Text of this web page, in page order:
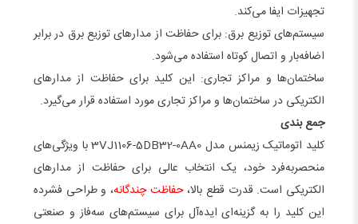
تجهیزات ایفا می‌کند.
سیستم‌های توزیع برق: برای حفاظت از مدارهای توزیع برق در برابر
اضافه‌بار و اتصال کوتاه استفاده می‌شود.
ساختمان‌ها و مراکز تجاری: این کلید برای حفاظت از مدارهای
الکتریکی در ساختمان‌ها و مراکز تجاری مورد استفاده قرار می‌گیرد.
جمع بندی
کلید اتوماتیک زیمنس مدل 3VJ1106-5DB32-0AA0 با ویژگی‌های
منحصر‌به‌فرد خود، یک انتخاب عالی برای حفاظت از مدارهای
الکتریکی است. قدرت قطع بالا،حفاظت چندگانه، و طراحی فشرده
این کلید را به گزینه‌ای ایده‌آل برای سیستم‌های سه‌فاز و صنعتی